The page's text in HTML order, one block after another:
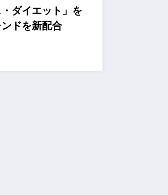
ダイエット」を
ドを新配合